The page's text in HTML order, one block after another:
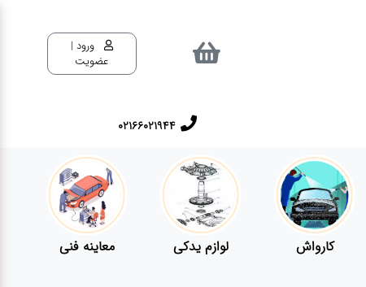
ورود |
عضویت
02166021944
کارواش لوازم یدکی معاینه فنی